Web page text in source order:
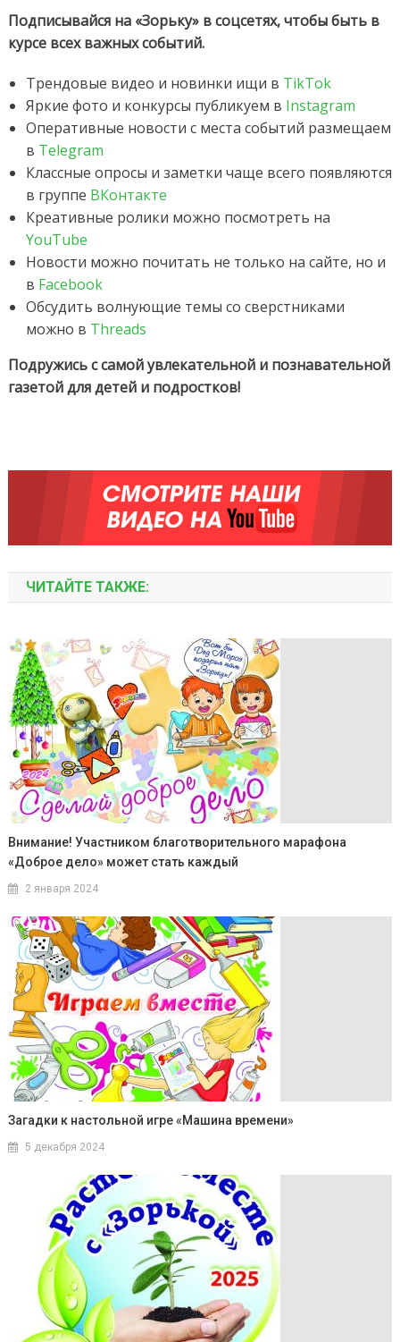
Подписывайся на «Зорьку» в соцсетях, чтобы быть в
курсе всех важных событий.
Трендовые видео и новинки ищи в TikTok
Яркие фото и конкурсы публикуем в Instagram
Оперативные новости с места событий размещаем
в Telegram
Классные опросы и заметки чаще всего появляются
в группе ВКонтакте
Креативные ролики можно посмотреть на
YouTube
Новости можно почитать не только на сайте, но и
в Facebook
Обсудить волнующие темы со сверстниками
можно в Threads
Подружись с самой увлекательной и познавательной
газетой для детей и подростков!
ЧИТАЙТЕ ТАКЖЕ:
Внимание! Участником благотворительного марафона
«Доброе дело» может стать каждый
2 января 2024
Загадки к настольной игре «Машина времени»
5 декабря 2024